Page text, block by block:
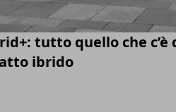
tutto quello che c’è
ibrido